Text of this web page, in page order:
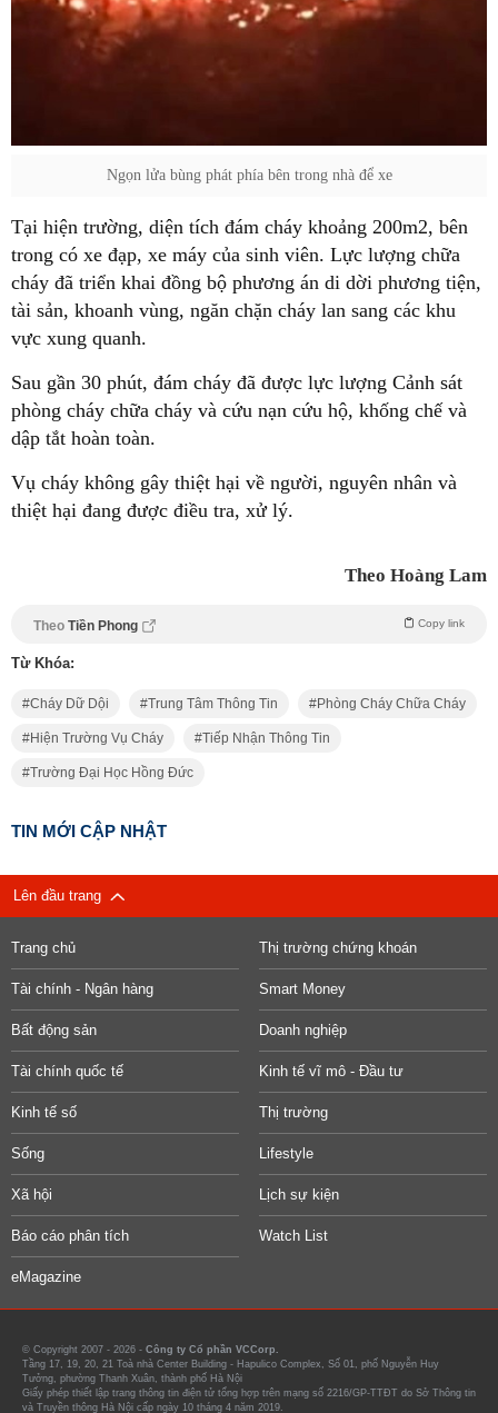
Ngọn lửa bùng phát phía bên trong nhà để xe
Tại hiện trường, diện tích đám cháy khoảng 200m2, bên
trong có xe đạp, xe máy của sinh viên. Lực lượng chữa
cháy đã triển khai đồng bộ phương án di dời phương tiện,
tài sản, khoanh vùng, ngăn chặn cháy lan sang các khu
vực xung quanh.
Sau gần 30 phút, đám cháy đã được lực lượng Cảnh sát
phòng cháy chữa cháy và cứu nạn cứu hộ, khống chế và
dập tắt hoàn toàn.
Vụ cháy không gây thiệt hại về người, nguyên nhân và
thiệt hại đang được điều tra, xử lý.
Theo Hoàng Lam
Theo Tiền Phong Copy link
Từ Khóa:
Cháy Dữ Dội Trung Tâm Thông Tin Phòng Cháy Chữa Cháy
Hiện Trường Vụ Cháy Tiếp Nhận Thông Tin
Trường Đại Học Hồng Đức
TIN MỚI CẬP NHẬT
Lên đầu trang
Trang chủ Thị trường chứng khoán
Tài chính - Ngân hàng Smart Money
Bất động sản Doanh nghiệp
Tài chính quốc tế Kinh tế vĩ mô - Đầu tư
Kinh tế số Thị trường
Sống Lifestyle
Xã hội Lịch sự kiện
Báo cáo phân tích Watch List
eMagazine
© Copyright 2007 - 2026 - Công ty Cổ phần VCCorp.
Tầng 17, 19, 20, 21 Toà nhà Center Building - Hapulico Complex, Số 01, phố Nguyễn Huy
Tưởng, phường Thanh Xuân, thành phố Hà Nội
Giấy phép thiết lập trang thông tin điện tử tổng hợp trên mạng số 2216/GP-TTĐT do Sở Thông tin
và Truyền thông Hà Nội cấp ngày 10 tháng 4 năm 2019.